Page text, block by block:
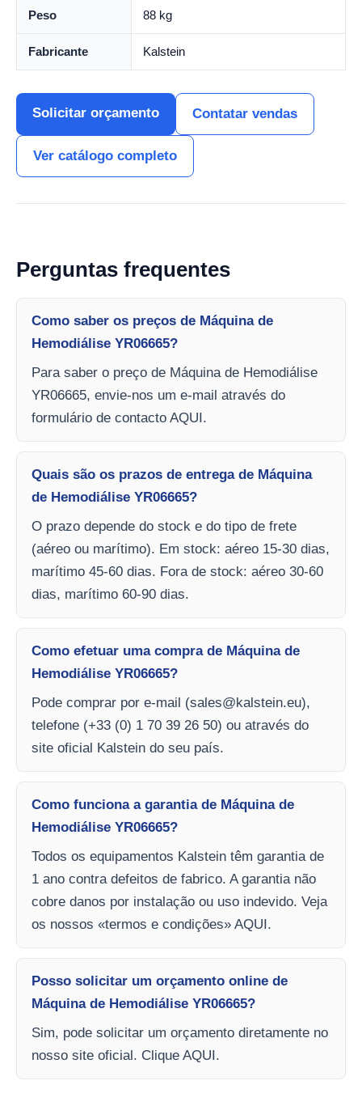
Peso 88 kg
Fabricante Kalstein
Solicitar orçamento Contatar vendas
Ver catálogo completo
Perguntas frequentes
Como saber os preços de Máquina de
Hemodiálise YR06665?
Para saber o preço de Máquina de Hemodiálise
YR06665, envie-nos um e-mail através do
formulário de contacto AQUI.
Quais são os prazos de entrega de Máquina
de Hemodiálise YR06665?
O prazo depende do stock e do tipo de frete
(aéreo ou marítimo). Em stock: aéreo 15-30 dias,
marítimo 45-60 dias. Fora de stock: aéreo 30-60
dias, marítimo 60-90 dias.
Como efetuar uma compra de Máquina de
Hemodiálise YR06665?
Pode comprar por e-mail (sales@kalstein.eu),
telefone (+33 (0) 1 70 39 26 50) ou através do
site oficial Kalstein do seu país.
Como funciona a garantia de Máquina de
Hemodiálise YR06665?
Todos os equipamentos Kalstein têm garantia de
1 ano contra defeitos de fabrico. A garantia não
cobre danos por instalação ou uso indevido. Veja
os nossos «termos e condições» AQUI.
Posso solicitar um orçamento online de
Máquina de Hemodiálise YR06665?
Sim, pode solicitar um orçamento diretamente no
nosso site oficial. Clique AQUI.